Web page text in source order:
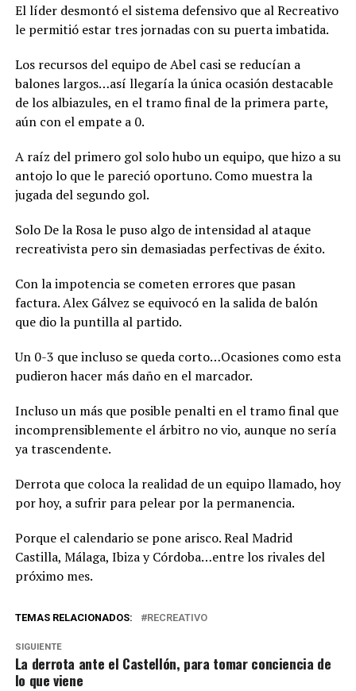
El líder desmontó el sistema defensivo que al Recreativo
le permitió estar tres jornadas con su puerta imbatida.
Los recursos del equipo de Abel casi se reducían a
balones largos…así llegaría la única ocasión destacable
de los albiazules, en el tramo final de la primera parte,
aún con el empate a 0.
A raíz del primero gol solo hubo un equipo, que hizo a su
antojo lo que le pareció oportuno. Como muestra la
jugada del segundo gol.
Solo De la Rosa le puso algo de intensidad al ataque
recreativista pero sin demasiadas perfectivas de éxito.
Con la impotencia se cometen errores que pasan
factura. Alex Gálvez se equivocó en la salida de balón
que dio la puntilla al partido.
Un 0-3 que incluso se queda corto…Ocasiones como esta
pudieron hacer más daño en el marcador.
Incluso un más que posible penalti en el tramo final que
incomprensiblemente el árbitro no vio, aunque no sería
ya trascendente.
Derrota que coloca la realidad de un equipo llamado, hoy
por hoy, a sufrir para pelear por la permanencia.
Porque el calendario se pone arisco. Real Madrid
Castilla, Málaga, Ibiza y Córdoba…entre los rivales del
próximo mes.
TEMAS RELACIONADOS: RECREATIVO
SIGUIENTE
La derrota ante el Castellón, para tomar conciencia de
lo que viene